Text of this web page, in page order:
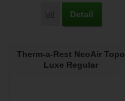
Porovnat
Detail
Therm-a-Rest NeoAir Topo
Luxe Regular